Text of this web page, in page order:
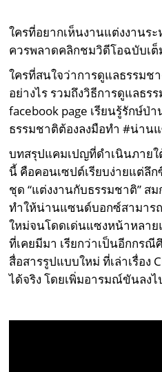
ใครที่อยากเห็นงานแต่งงานร
ควรพลาดคลิกชมวิดีโอฉบับเต็
ใครที่สนใจว่าการดูแลธรรมช
อย่างไร รวมถึงวิธีการดูแลธ
facebook page เรียนรู้รักษ์ป่
ธรรมชาติต้องลงมือทำ #น่าน
บทสรุปแคมเปญที่ดำเนินภาย
นี้ คือคอนเซปต์เรียบง่ายแต่ลึ
ชุด “แต่งงานกับธรรมชาติ” ส
ทำให้น่านแซนด์บอกซ์สามาร
ใหม่จนโดดเด่นแซงหน้าหลา
ที่เคยมีมา เรียกว่าเป็นอีกกร
สื่อสารรูปแบบใหม่ ที่เล่าเรื่อง
ได้จริง โดยเพิ่มอารมณ์ขันลง